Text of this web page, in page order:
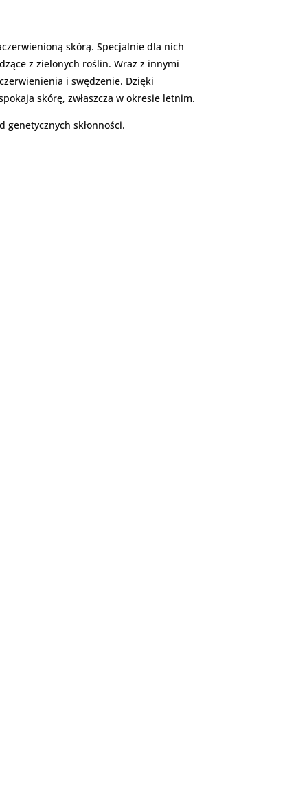
skórą. Specjalnie dla nich
z zielonych roślin. Wraz z innymi
i swędzenie. Dzięki
skórę, zwłaszcza w okresie letnim.
skłonności.